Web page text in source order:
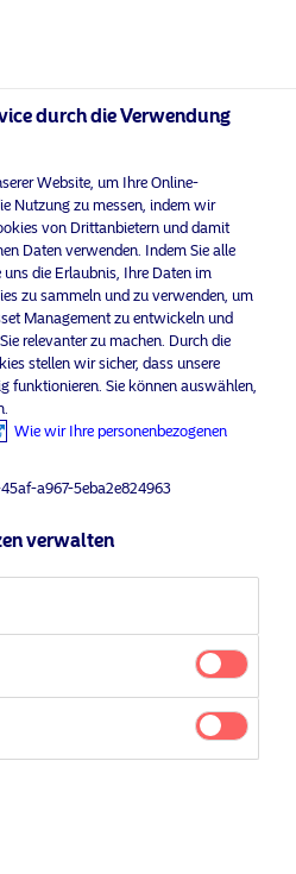
Ihr Anlegerprofil
Privater Anleger
durch die Verwendung
Website, um Ihre Online-
Nutzung zu messen, indem wir
von Drittanbietern und damit
Daten verwenden. Indem Sie alle
uns die Erlaubnis, Ihre Daten im
zu sammeln und zu verwenden, um
Management zu entwickeln und
relevanter zu machen. Durch die
stellen wir sicher, dass unsere
funktionieren. Sie können auswählen,
Wie wir Ihre personenbezogenen
a967-5eba2e824963
verwalten